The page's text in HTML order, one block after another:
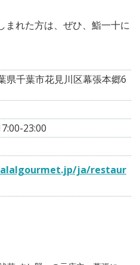
まれた方は、ぜひ、鮨一十に
県千葉市花見川区幕張本郷6
23:00
ja/restaur